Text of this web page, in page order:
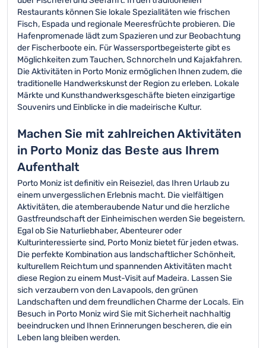
Restaurants können Sie lokale Spezialitäten wie frischen
Fisch, Espada und regionale Meeresfrüchte probieren. Die
Hafenpromenade lädt zum Spazieren und zur Beobachtung
der Fischerboote ein. Für Wassersportbegeisterte gibt es
Möglichkeiten zum Tauchen, Schnorcheln und Kajakfahren.
Die Aktivitäten in Porto Moniz ermöglichen Ihnen zudem, die
traditionelle Handwerkskunst der Region zu erleben. Lokale
Märkte und Kunsthandwerksgeschäfte bieten einzigartige
Souvenirs und Einblicke in die madeirische Kultur.
Machen Sie mit zahlreichen Aktivitäten
in Porto Moniz das Beste aus Ihrem
Aufenthalt
Porto Moniz ist definitiv ein Reiseziel, das Ihren Urlaub zu
einem unvergesslichen Erlebnis macht. Die vielfältigen
Aktivitäten, die atemberaubende Natur und die herzliche
Gastfreundschaft der Einheimischen werden Sie begeistern.
Egal ob Sie Naturliebhaber, Abenteurer oder
Kulturinteressierte sind, Porto Moniz bietet für jeden etwas.
Die perfekte Kombination aus landschaftlicher Schönheit,
kulturellem Reichtum und spannenden Aktivitäten macht
diese Region zu einem Must-Visit auf Madeira. Lassen Sie
sich verzaubern von den Lavapools, den grünen
Landschaften und dem freundlichen Charme der Locals. Ein
Besuch in Porto Moniz wird Sie mit Sicherheit nachhaltig
beeindrucken und Ihnen Erinnerungen bescheren, die ein
Leben lang bleiben werden.